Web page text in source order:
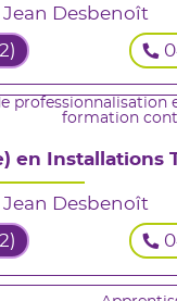
Jean Desbenoît
professionnalisation
formation
en Installations
Jean Desbenoît